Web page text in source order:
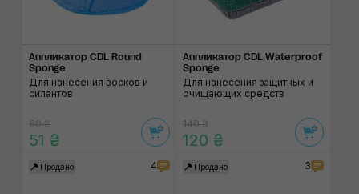
Аппликатор CDL Round
Sponge
Для нанесения восков и
силантов
60 ₴
51 ₴
Аппликатор CDL Waterproof
Sponge
Для нанесения защитных и
очищающих средств
140 ₴
120 ₴
Продано 4 Продано 3